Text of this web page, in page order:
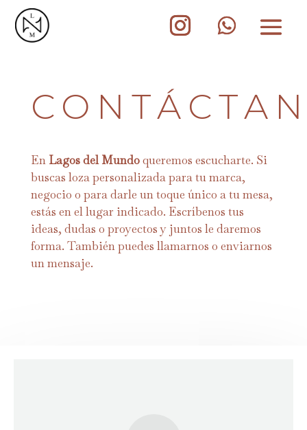
En Lagos del Mundoqueremos escucharte. Si
buscas loza personalizada para tu marca,
negocio o para darle un toque único a tu mesa,
estás en el lugar indicado. Escríbenos tus
ideas, dudas o proyectos y juntos le daremos
forma. También puedes llamarnos o enviarnos
un mensaje.